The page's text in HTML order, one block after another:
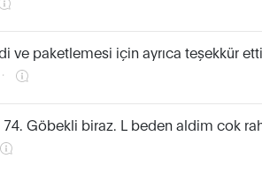
ve paketlemesi için ayrıca
·
Göbekli biraz. L beden aldim cok